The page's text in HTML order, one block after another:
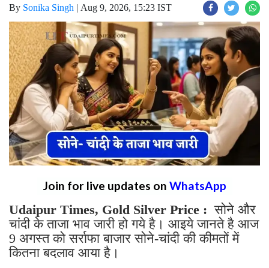
By Sonika Singh | Aug 9, 2026, 15:23 IST
Join for live updates on WhatsApp
Udaipur Times, Gold Silver Price : सोने और
चांदी के ताजा भाव जारी हो गये है। आइये जानते है आज
9 अगस्त को सर्राफा बाजार सोने-चांदी की कीमतों में
कितना बदलाव आया है।